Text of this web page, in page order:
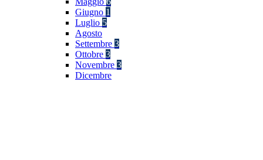
Giugno 1
Luglio 5
Agosto
Settembre 3
Ottobre 3
Novembre 3
Dicembre